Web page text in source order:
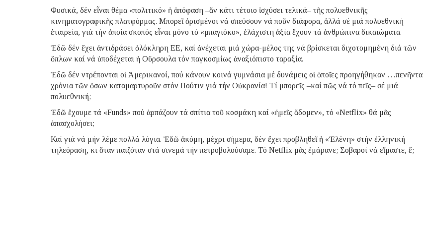
Φυσικά, δέν εἶναι θέμα «πολιτικό» ἡ ἀπόφαση –ἄν κάτι τέτοιο ἰσχύσει τελικά– τῆς πολυεθνικῆς
κινηματογραφικῆς πλατφόρμας. Μπορεῖ ὁρισμένοι νά σπεύσουν νά ποῦν διάφορα, ἀλλά σέ μιά πολυεθνική
ἑταιρεία, γιά τήν ὁποία σκοπός εἶναι μόνο τό «μπαγιόκο», ἐλάχιστη ἀξία ἔχουν τά ἀνθρώπινα δικαιώματα.
Ἐδῶ δέν ἔχει ἀντιδράσει ὁλόκληρη ΕΕ, καί ἀνέχεται μιά χώρα-μέλος της νά βρίσκεται διχοτομημένη διά τῶν
ὅπλων καί νά ὑποδέχεται ἡ Οὔρσουλα τόν παγκοσμίως ἀναξιόπιστο ταραξία.
Ἐδῶ δέν ντρέπονται οἱ Ἀμερικανοί, πού κάνουν κοινά γυμνάσια μέ δυνάμεις οἱ ὁποῖες προηγήθηκαν …πενῆντα
χρόνια τῶν ὅσων καταμαρτυροῦν στόν Πούτιν γιά τήν Οὐκρανία! Τί μπορεῖς –καί πῶς νά τό πεῖς– σέ μιά
πολυεθνική;
Ἐδῶ ἔχουμε τά «Funds» πού ἁρπάζουν τά σπίτια τοῦ κοσμάκη καί «ἡμεῖς ἄδομεν», τό «Netflix» θά μᾶς
ἀπασχολήσει;
Καί γιά νά μήν λέμε πολλά λόγια. Ἐδῶ ἀκόμη, μέχρι σήμερα, δέν ἔχει προβληθεῖ ἡ «Ἑλένη» στήν ἑλληνική
τηλεόραση, κι ὅταν παιζόταν στά σινεμά τήν πετροβολούσαμε. Τό Netflix μᾶς ἐμάρανε; Σοβαροί νά εἴμαστε, ἔ;